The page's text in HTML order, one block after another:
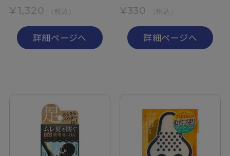
¥1,320 （税込）
詳細ページへ
¥330 （税込）
詳細ページへ